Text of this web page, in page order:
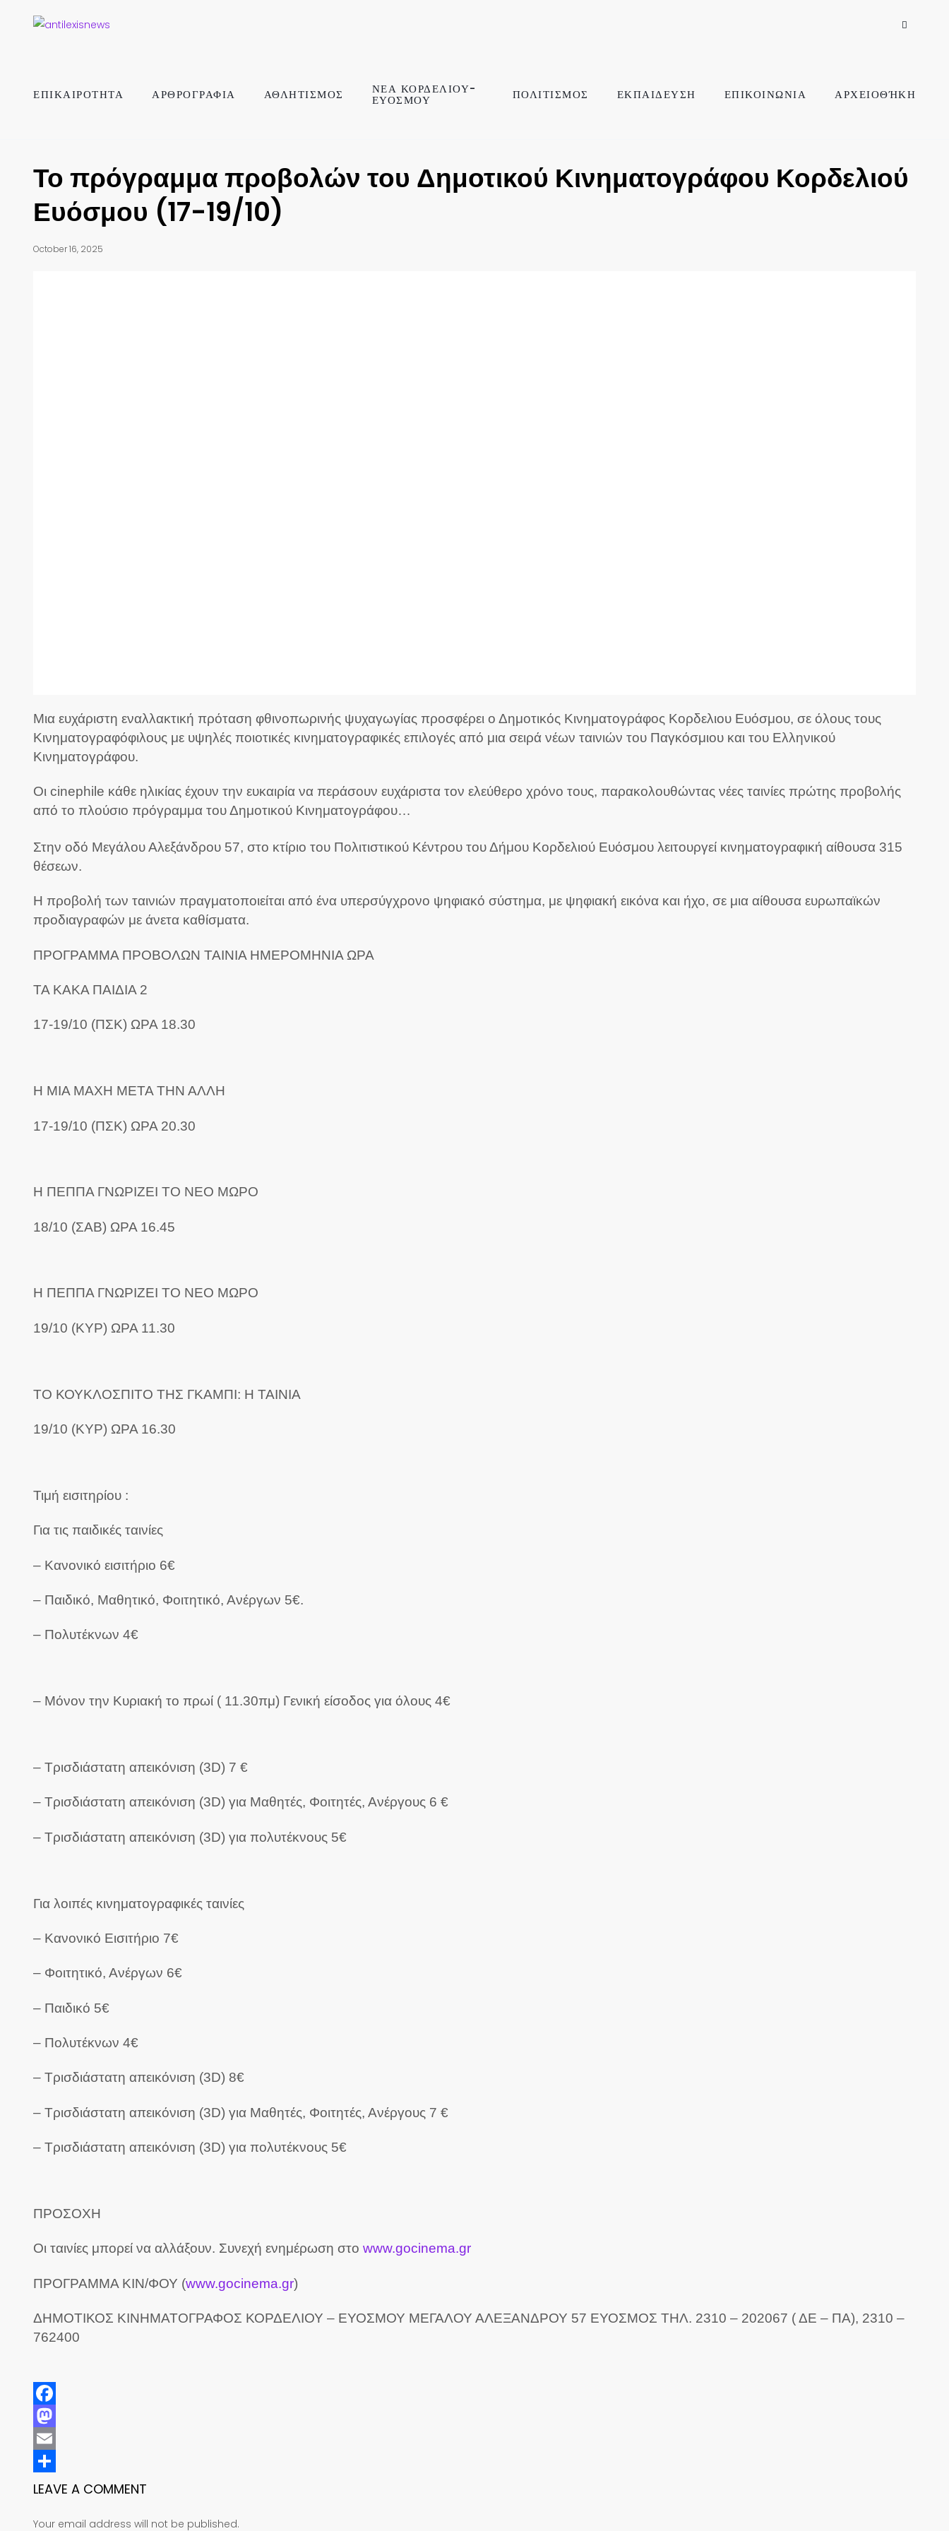
ΕΠΙΚΑΙΡΟΤΗΤΑ ΑΡΘΡΟΓΡΑΦΙΑ ΑΘΛΗΤΙΣΜΟΣ ΝΕΑ ΚΟΡΔΕΛΙΟΥ-
ΕΥΟΣΜΟΥ ΠΟΛΙΤΙΣΜΟΣ ΕΚΠΑΙΔΕΥΣΗ ΕΠΙΚΟΙΝΩΝΙΑ ΑΡΧΕΙΟΘΉΚΗ
Το πρόγραμμα προβολών του Δημοτικού Κινηματογράφου Κορδελιού
Ευόσμου (17-19/10)
October 16, 2025
Μια ευχάριστη εναλλακτική πρόταση φθινοπωρινής ψυχαγωγίας προσφέρει ο Δημοτικός Κινηματογράφος Κορδελιου Ευόσμου, σε όλους τους
Κινηματογραφόφιλους με υψηλές ποιοτικές κινηματογραφικές επιλογές από μια σειρά νέων ταινιών του Παγκόσμιου και του Ελληνικού
Κινηματογράφου.
Οι cinephile κάθε ηλικίας έχουν την ευκαιρία να περάσουν ευχάριστα τον ελεύθερο χρόνο τους, παρακολουθώντας νέες ταινίες πρώτης προβολής
από το πλούσιο πρόγραμμα του Δημοτικού Κινηματογράφου…
Στην οδό Μεγάλου Αλεξάνδρου 57, στο κτίριο του Πολιτιστικoύ Κέντρου του Δήμου Κορδελιού Ευόσμου λειτουργεί κινηματογραφική αίθουσα 315
θέσεων.
Η προβολή των ταινιών πραγματοποιείται από ένα υπερσύγχρονο ψηφιακό σύστημα, με ψηφιακή εικόνα και ήχο, σε μια αίθουσα ευρωπαϊκών
προδιαγραφών με άνετα καθίσματα.
ΠΡΟΓΡΑΜΜΑ ΠΡΟΒΟΛΩΝ ΤΑΙΝΙΑ ΗΜΕΡΟΜΗΝΙΑ ΩΡΑ
ΤΑ ΚΑΚΑ ΠΑΙΔΙΑ 2
17-19/10 (ΠΣΚ) ΩΡΑ 18.30
Η ΜΙΑ ΜΑΧΗ ΜΕΤΑ ΤΗΝ ΑΛΛΗ
17-19/10 (ΠΣΚ) ΩΡΑ 20.30
Η ΠΕΠΠΑ ΓΝΩΡΙΖΕΙ ΤΟ ΝΕΟ ΜΩΡΟ
18/10 (ΣΑΒ) ΩΡΑ 16.45
Η ΠΕΠΠΑ ΓΝΩΡΙΖΕΙ ΤΟ ΝΕΟ ΜΩΡΟ
19/10 (ΚΥΡ) ΩΡΑ 11.30
ΤΟ ΚΟΥΚΛΟΣΠΙΤΟ ΤΗΣ ΓΚΑΜΠΙ: Η ΤΑΙΝΙΑ
19/10 (ΚΥΡ) ΩΡΑ 16.30
Τιμή εισιτηρίου :
Για τις παιδικές ταινίες
– Κανονικό εισιτήριο 6€
– Παιδικό, Μαθητικό, Φοιτητικό, Ανέργων 5€.
– Πολυτέκνων 4€
– Μόνον την Κυριακή το πρωί ( 11.30πμ) Γενική είσοδος για όλους 4€
– Τρισδιάστατη απεικόνιση (3D) 7 €
– Τρισδιάστατη απεικόνιση (3D) για Μαθητές, Φοιτητές, Ανέργους 6 €
– Τρισδιάστατη απεικόνιση (3D) για πολυτέκνους 5€
Για λοιπές κινηματογραφικές ταινίες
– Κανονικό Εισιτήριο 7€
– Φοιτητικό, Ανέργων 6€
– Παιδικό 5€
– Πολυτέκνων 4€
– Τρισδιάστατη απεικόνιση (3D) 8€
– Τρισδιάστατη απεικόνιση (3D) για Μαθητές, Φοιτητές, Ανέργους 7 €
– Τρισδιάστατη απεικόνιση (3D) για πολυτέκνους 5€
ΠΡΟΣΟΧΗ
Οι ταινίες μπορεί να αλλάξουν. Συνεχή ενημέρωση στο www.gocinema.gr
ΠΡΟΓΡΑΜΜΑ ΚΙΝ/ΦΟΥ (www.gocinema.gr)
ΔΗΜΟΤΙΚΟΣ ΚΙΝΗΜΑΤΟΓΡΑΦΟΣ ΚΟΡΔΕΛΙΟΥ – ΕΥΟΣΜΟΥ ΜΕΓΑΛΟΥ ΑΛΕΞΑΝΔΡΟΥ 57 ΕΥΟΣΜΟΣ ΤΗΛ. 2310 – 202067 ( ΔΕ – ΠΑ), 2310 –
762400
Facebook
Mastodon
Email
Share
LEAVE A COMMENT
Your email address will not be published.